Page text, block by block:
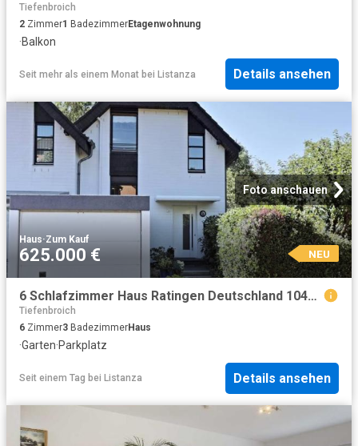
Tiefenbroich
2 Zimmer1 BadezimmerEtagenwohnung
·Balkon
Seit mehr als einem Monat bei Listanza Details ansehen
Foto anschauen
Haus·Zum Kauf
625.000 € NEU
6 Schlafzimmer Haus Ratingen Deutschland 104842989
Tiefenbroich
6 Zimmer3 BadezimmerHaus
·Garten·Parkplatz
Seit einem Tag bei Listanza Details ansehen